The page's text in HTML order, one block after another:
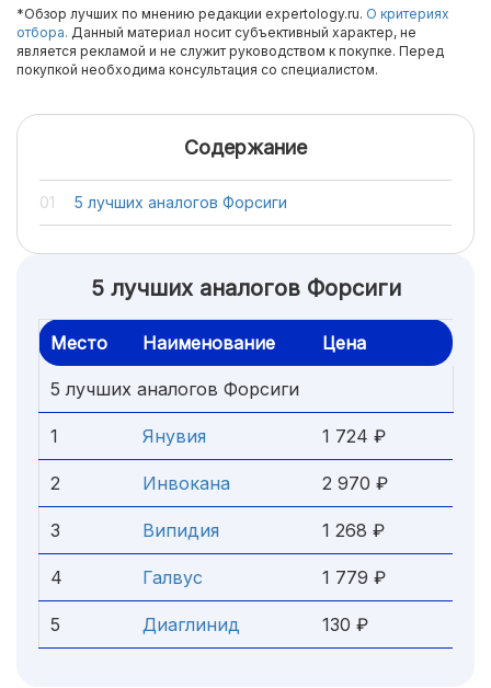
*Обзор лучших по мнению редакции expertology.ru. О критериях
отбора. Данный материал носит субъективный характер, не
является рекламой и не служит руководством к покупке. Перед
покупкой необходима консультация со специалистом.
Содержание
5 лучших аналогов Форсиги
5 лучших аналогов Форсиги
Место Наименование Цена
5 лучших аналогов Форсиги
1 Янувия 1 724 ₽
2 Инвокана 2 970 ₽
3 Випидия 1 268 ₽
4 Галвус 1 779 ₽
5 Диаглинид 130 ₽